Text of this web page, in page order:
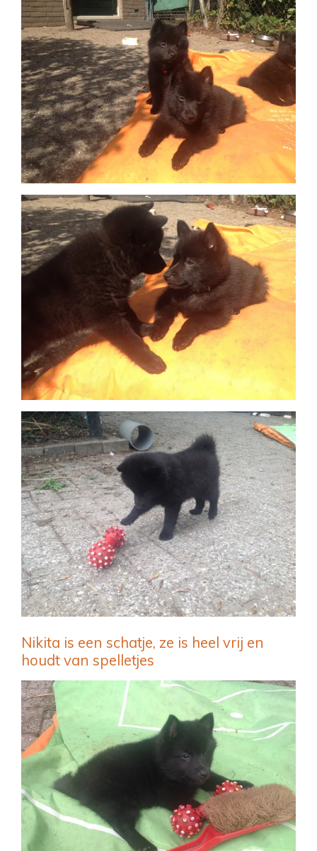
Nikita is een schatje, ze is heel vrij en
houdt van spelletjes